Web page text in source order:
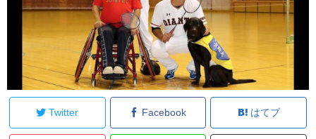
Twitter Facebook はてブ